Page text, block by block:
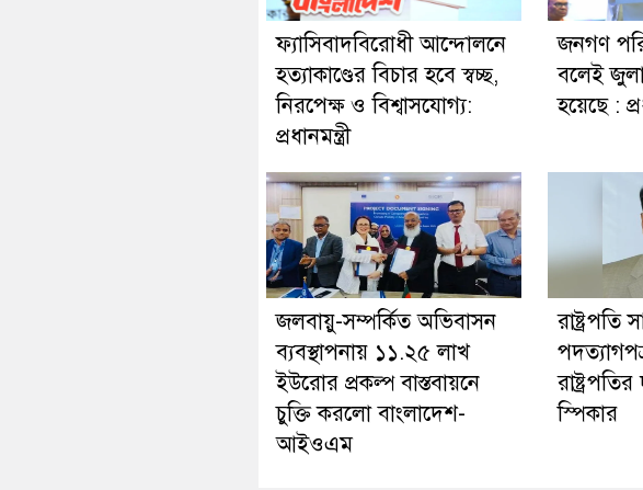
ফ্যাসিবাদবিরোধী আন্দোলনে
হত্যাকাণ্ডের বিচার হবে স্বচ্ছ,
নিরপেক্ষ ও বিশ্বাসযোগ্য:
প্রধানমন্ত্রী
জনগণ
বলেই
হয়েছে :
জলবায়ু-সম্পর্কিত অভিবাসন
ব্যবস্থাপনায় ১১.২৫ লাখ
ইউরোর প্রকল্প বাস্তবায়নে
চুক্তি করলো বাংলাদেশ-
আইওএম
রাষ্ট্রপতি
স্পিকার